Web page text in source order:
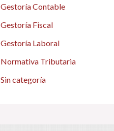
Gestoría Contable
Gestoría Fiscal
Gestoría Laboral
Normativa Tributaria
Sin categoría